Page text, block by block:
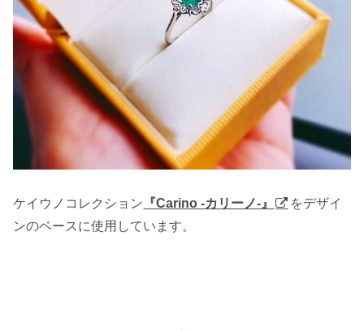
ケイウノコレクション 『Carino -カリーノ-』
をデザイ
ンのベースに使用しています。